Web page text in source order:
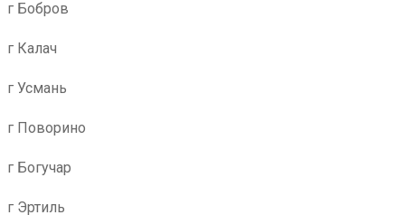
г Бобров
г Калач
г Усмань
г Поворино
г Богучар
г Эртиль